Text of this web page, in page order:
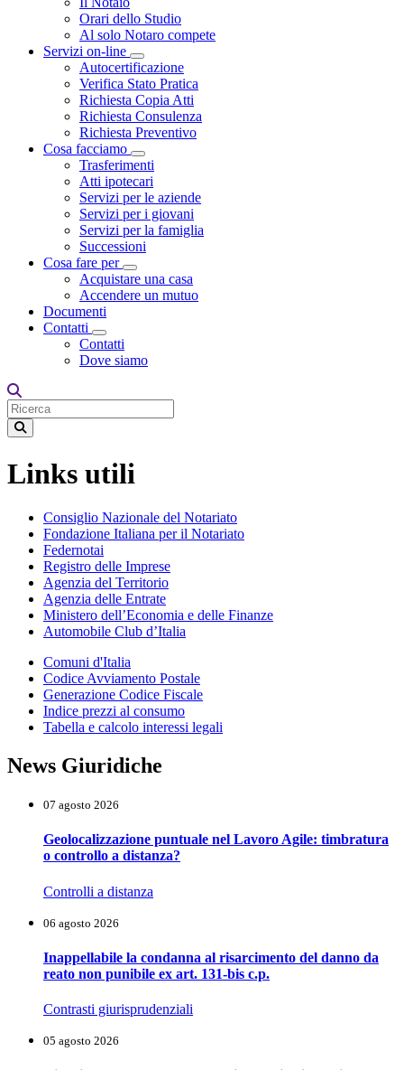
Orari dello Studio
Al solo Notaro compete
Servizi on-line
Toggle Dropdown
Autocertificazione
Verifica Stato Pratica
Richiesta Copia Atti
Richiesta Consulenza
Richiesta Preventivo
Cosa facciamo
Toggle Dropdown
Trasferimenti
Atti ipotecari
Servizi per le aziende
Servizi per i giovani
Servizi per la famiglia
Successioni
Cosa fare per
Toggle Dropdown
Acquistare una casa
Accendere un mutuo
Documenti
Contatti
Toggle Dropdown
Contatti
Dove siamo
Links utili
Consiglio Nazionale del Notariato
Fondazione Italiana per il Notariato
Federnotai
Registro delle Imprese
Agenzia del Territorio
Agenzia delle Entrate
Ministero dell’Economia e delle Finanze
Automobile Club d’Italia
Comuni d'Italia
Codice Avviamento Postale
Generazione Codice Fiscale
Indice prezzi al consumo
Tabella e calcolo interessi legali
News Giuridiche
07 agosto 2026
Geolocalizzazione puntuale nel Lavoro Agile: timbratura
o controllo a distanza?
Controlli a distanza
06 agosto 2026
Inappellabile la condanna al risarcimento del danno da
reato non punibile ex art. 131-bis c.p.
Contrasti giurisprudenziali
05 agosto 2026